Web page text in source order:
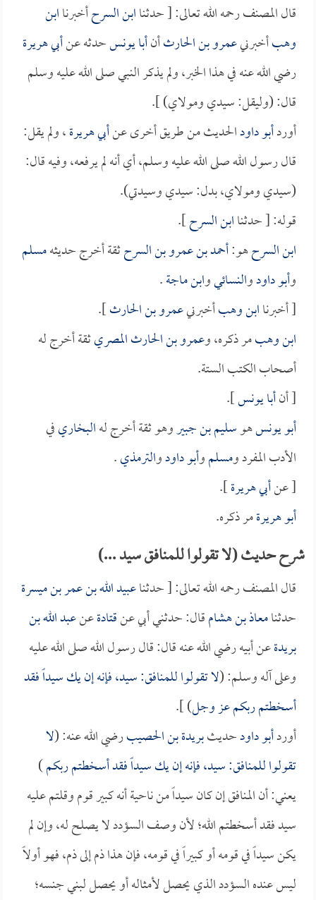
قال المصنف رحمه الله تعالى: [ حدثناابن السرحأخبرناابن
وهبأخبرنيعمرو بن الحارثأنأبا يونسحدثه عنأبي هريرة
رضي الله عنه في هذا الخبر، ولم يذكر النبي صلى الله عليه وسلم
قال: (وليقل: سيدي ومولاي) ].
أوردأبو داودالحديث من طريق أخرى عنأبي هريرة، ولم يقل:
قال رسول الله صلى الله عليه وسلم، أي أنه لم يرفعه، وفيه قال:
(سيدي ومولاي، بدل: سيدي وسيدتي).
قوله: [ حدثناابن السرح].
ابن السرحهو:أحمد بن عمرو بن السرحثقة أخرج حديثهمسلم
وأبو داودوالنسائيوابن ماجة.
[ أخبرناابن وهبأخبرنيعمرو بن الحارث].
ابن وهبمر ذكره، وعمرو بن الحارث المصريثقة أخرج له
أصحاب الكتب الستة.
[ أنأبا يونس].
أبو يونسهوسليم بن جبيروهو ثقة أخرج لهالبخاريفي
الأدب المفرد ومسلموأبو داودوالترمذي.
[ عنأبي هريرة].
أبو هريرةمر ذكره.
شرح حديث (لا تقولوا للمنافق سيد ...)
قال المصنف رحمه الله تعالى: [ حدثناعبيد الله بن عمر بن ميسرة
حدثنامعاذ بن هشامقال: حدثني أبي عنقتادةعنعبد الله بن
بريدةعن أبيه رضي الله عنه قال: قال رسول الله صلى الله عليه
وعلى آله وسلم: (لا تقولوا للمنافق: سيد، فإنه إن يك سيداً فقد
أسخطتم ربكم عز وجل) ].
أوردأبو داودحديثبريدة بن الحصيبرضي الله عنه: (لا
تقولوا للمنافق: سيد، فإنه إن يك سيداً فقد أسخطتم ربكم)
يعني: أن المنافق إن كان سيداً من ناحية أنه كبير قوم وقلتم عليه
سيد فقد أسخطتم الله؛ لأن وصف السؤدد لا يصلح له، وإن لم
يكن سيداً في قومه أو كبيراً في قومه، فإن هذا ذم إلى ذم، فهو أولاً
ليس عنده السؤدد الذي يحصل لأمثاله أو يحصل لبني جنسه؛